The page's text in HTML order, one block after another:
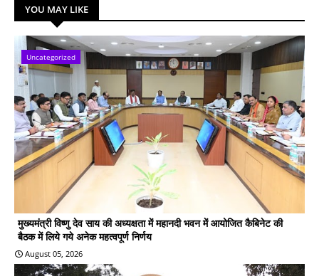
YOU MAY LIKE
Uncategorized
मुख्यमंत्री विष्णु देव साय की अध्यक्षता में महानदी भवन में आयोजित कैबिनेट की
बैठक में लिये गये अनेक महत्वपूर्ण निर्णय
August 05, 2026